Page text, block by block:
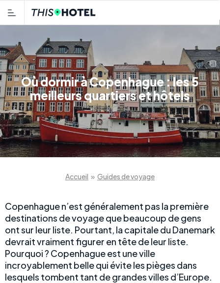
Où dormir à Copenhague : les 5
meilleurs quartiers et hôtels
Accueil » Guides de voyage
Copenhague n’est généralement pas la première
destinations de voyage que beaucoup de gens
ont sur leur liste. Pourtant, la capitale du Danemark
devrait vraiment figurer en tête de leur liste.
Pourquoi ? Copenhague est une ville
incroyablement belle qui évite les pièges dans
lesquels tombent tant de grandes villes d’Europe.